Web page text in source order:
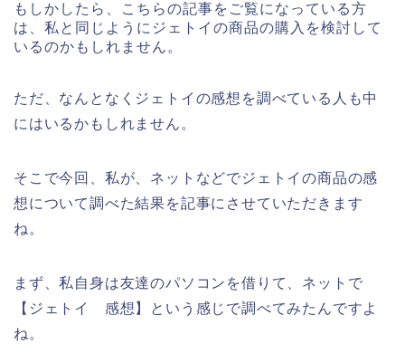
もしかしたら、こちらの記事をご覧になっている方
は、私と同じようにジェトイの商品の購入を検討して
いるのかもしれません。
ただ、なんとなくジェトイの感想を調べている人も中
にはいるかもしれません。
そこで今回、私が、ネットなどでジェトイの商品の感
想について調べた結果を記事にさせていただきます
ね。
まず、私自身は友達のパソコンを借りて、ネットで
【ジェトイ 感想】という感じで調べてみたんですよ
ね。